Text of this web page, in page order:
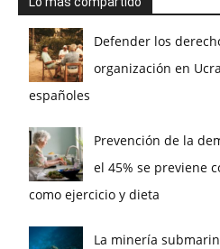
Defender los
organización en
españoles
Prevención de la
el 45% se previene
como ejercicio y dieta
La minería